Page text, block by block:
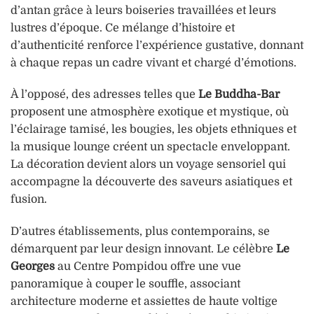
d’antan grâce à leurs boiseries travaillées et leurs
lustres d’époque. Ce mélange d’histoire et
d’authenticité renforce l’expérience gustative, donnant
à chaque repas un cadre vivant et chargé d’émotions.
À l’opposé, des adresses telles que Le Buddha-Bar
proposent une atmosphère exotique et mystique, où
l’éclairage tamisé, les bougies, les objets ethniques et
la musique lounge créent un spectacle enveloppant.
La décoration devient alors un voyage sensoriel qui
accompagne la découverte des saveurs asiatiques et
fusion.
D’autres établissements, plus contemporains, se
démarquent par leur design innovant. Le célèbre Le
Georges au Centre Pompidou offre une vue
panoramique à couper le souffle, associant
architecture moderne et assiettes de haute voltige